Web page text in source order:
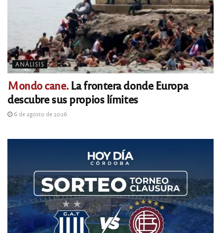
ANÁLISIS
Mondo cane.La frontera donde Europa
descubre sus propios límites
6 de agosto de 2026